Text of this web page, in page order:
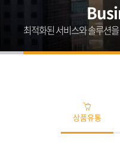
최적화된 서비스와 솔루션
상품유통